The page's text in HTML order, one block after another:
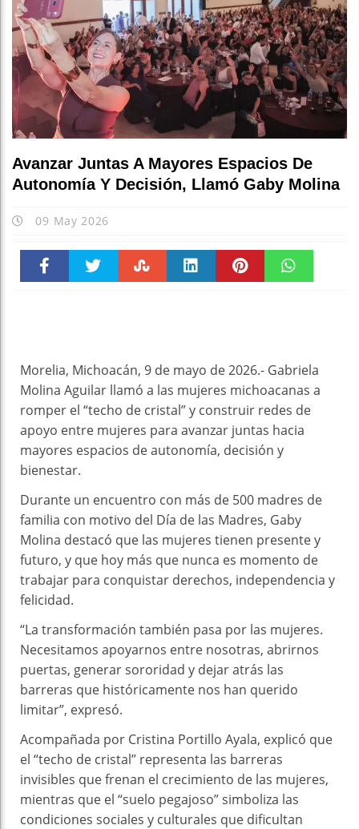
Avanzar Juntas A Mayores Espacios De
Autonomía Y Decisión, Llamó Gaby Molina
09 May 2026
Morelia, Michoacán, 9 de mayo de 2026.- Gabriela
Molina Aguilar llamó a las mujeres michoacanas a
romper el “techo de cristal” y construir redes de
apoyo entre mujeres para avanzar juntas hacia
mayores espacios de autonomía, decisión y
bienestar.
Durante un encuentro con más de 500 madres de
familia con motivo del Día de las Madres, Gaby
Molina destacó que las mujeres tienen presente y
futuro, y que hoy más que nunca es momento de
trabajar para conquistar derechos, independencia y
felicidad.
“La transformación también pasa por las mujeres.
Necesitamos apoyarnos entre nosotras, abrirnos
puertas, generar sororidad y dejar atrás las
barreras que históricamente nos han querido
limitar”, expresó.
Acompañada por Cristina Portillo Ayala, explicó que
el “techo de cristal” representa las barreras
invisibles que frenan el crecimiento de las mujeres,
mientras que el “suelo pegajoso” simboliza las
condiciones sociales y culturales que dificultan